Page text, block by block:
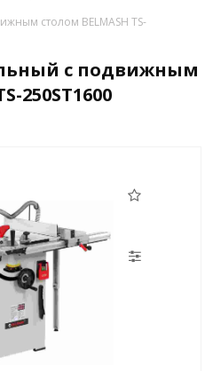
столом BELMASH TS-
с подвижным
250ST1600